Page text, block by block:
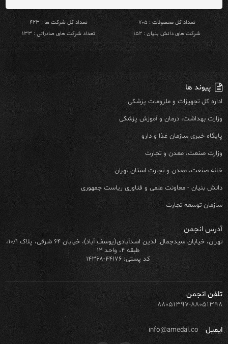
تعداد کل محصولات : ۷۰۵
تعداد کل شرکت ها : ۴۲۳
شرکت های دانش بنیان : ۱۵۲
تعداد شرکت های صادراتی : ۱۳۳
پیوند ها
اداره کل تجهیزات و ملزومات پزشکی
وزارت بهداشت، درمان و آموزش پزشکی
پایگاه خبری سازمان غذا و دارو
وزارت صنعت، معدن و تجارت
خانه صنعت، معدن و تجارت استان تهران
دانش بنیان - معاونت علمی و فناوری ریاست جمهوری
سازمان توسعه تجارت
آدرس انجمن
تهران، خیابان سیدجمال الدین اسدآبادی(یوسف آباد)، خیابان ۶۴ شرقی، پلاک ۱۰/۱،
طبقه ۴، واحد ۱۲
کد پستی: ۴۴۱۷۶-۱۴۳۶۸
تلفن انجمن
۸۸۰۵۱۳۹۷-۸۸۰۵۱۳۹۸
ایمیل info@amedal.co